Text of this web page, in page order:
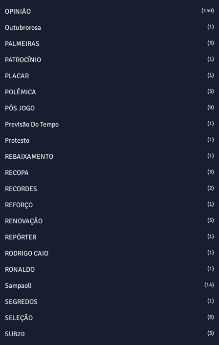
OPINIÃO (150)
Outubrorosa (1)
PALMEIRAS (3)
PATROCÍNIO (1)
PLACAR (1)
POLÊMICA (3)
PÓS JOGO (9)
Previsão Do Tempo (1)
Protesto (1)
REBAIXAMENTO (1)
RECOPA (3)
RECORDES (2)
REFORÇO (1)
RENOVAÇÃO (5)
REPÓRTER (1)
RODRIGO CAIO (1)
RONALDO (1)
Sampaoli (14)
SEGREDOS (1)
SELEÇÃO (6)
SUB20 (3)